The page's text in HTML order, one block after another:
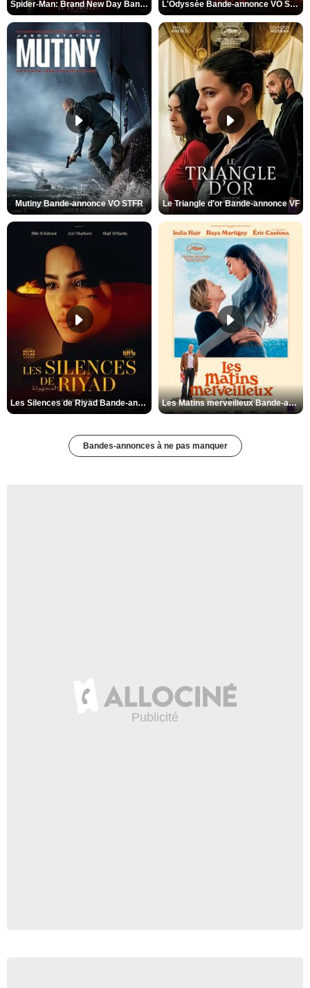
Spider-Man: Brand New Day Bande-annonce VO STFR L'Odyssée Bande-annonce VO STFR
Mutiny Bande-annonce VO STFR Le Triangle d'or Bande-annonce VF
Les Silences de Riyad Bande-annonce VO STFR Les Matins merveilleux Bande-annonce VF
Bandes-annonces à ne pas manquer